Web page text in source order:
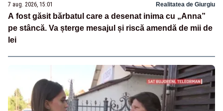
7 aug. 2026, 15:01 Realitatea de Giurgiu
A fost găsit bărbatul care a desenat inima cu „Anna”
pe stâncă. Va șterge mesajul și riscă amendă de mii de
lei